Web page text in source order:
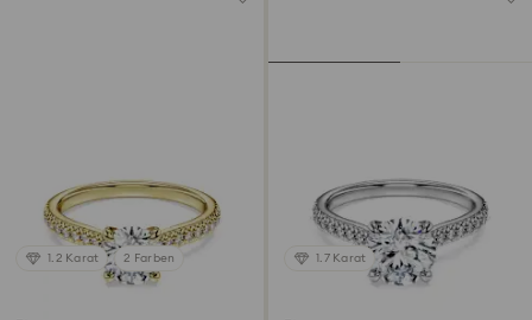
1.2 Karat 2 Farben 1.7 Karat